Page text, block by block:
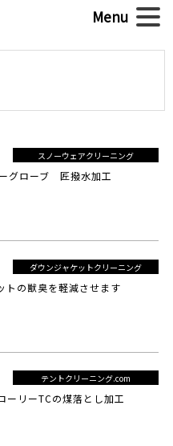
スノーウェアクリーニング
グローブ 匠撥水加工
ダウンジャケットクリーニング
トの獣臭を軽減させます
テントクリーニング.com
ーリーTCの煤落とし加工